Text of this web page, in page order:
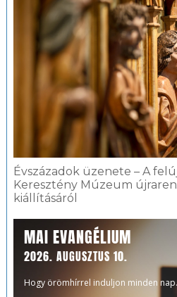
Évszázadok üzenete – A
Keresztény Múzeum
kiállításáról
MAI EVANGÉLIUM
2026. AUGUSZTUS 10.
Hogy örömhírrel induljon minden